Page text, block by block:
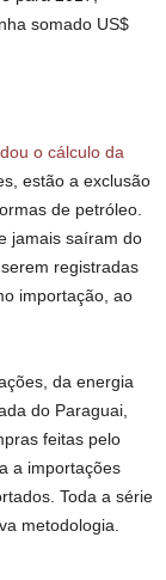
somado US$
o cálculo da
estão a exclusão
de petróleo.
jamais saíram do
registradas
importação, ao
da energia
do Paraguai,
feitas pelo
a importações
Toda a série
metodologia.